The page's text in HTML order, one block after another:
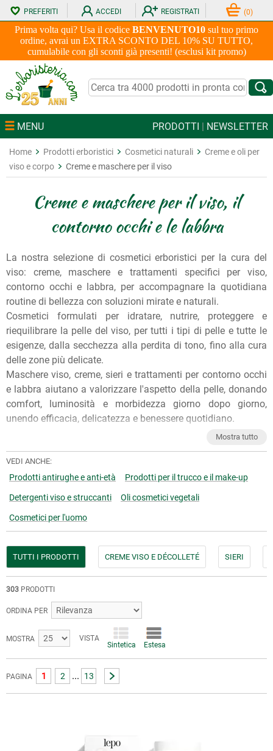
Prima volta qui? Usa il codice BENVENUTO10 sul tuo primo
ordine, avrai un EXTRA SCONTO DEL 10% SU TUTTO,
cumulabile con gli sconti già presenti! (esclusi kit promo)
PREFERITI ACCEDI REGISTRATI (0)
MENU PRODOTTI | NEWSLETTER
Home Prodotti erboristici Cosmetici naturali
Creme e oli per
viso e corpo
Creme e maschere per il viso
Creme e maschere per il viso, il
contorno occhi e le labbra
La nostra selezione di cosmetici erboristici per la cura del
viso: creme, maschere e trattamenti specifici per viso,
contorno occhi e labbra, per accompagnare la quotidiana
routine di bellezza con soluzioni mirate e naturali.
Cosmetici formulati per idratare, nutrire, proteggere e
riequilibrare la pelle del viso, per tutti i tipi di pelle e tutte le
esigenze, dalla secchezza alla perdita di tono, fino alla cura
delle zone più delicate.
Maschere viso, creme, sieri e trattamenti per contorno occhi
e labbra aiutano a valorizzare l'aspetto della pelle, donando
comfort, luminosità e morbidezza giorno dopo giorno,
unendo efficacia, delicatezza e benessere quotidiano.
Per qualunque consiglio sull'utilizzo dei nostri prodotti, puoi
impegno. Per ulteriori informazioni, inoltre, puoi consultare
gliArticoli di approfondimentosul nostro blog.
Mostra tutto
VEDI ANCHE:
Prodotti antirughe e anti-età Prodotti per il trucco e il make-up
Detergenti viso e struccanti Oli cosmetici vegetali
Cosmetici per l'uomo
TUTTI I PRODOTTI CREME VISO E DÉCOLLETÉ SIERI
303 PRODOTTI
ORDINA PER
MOSTRA VISTA
Sintetica Estesa
PAGINA 1 2 ... 13